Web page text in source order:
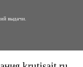
выдачи.